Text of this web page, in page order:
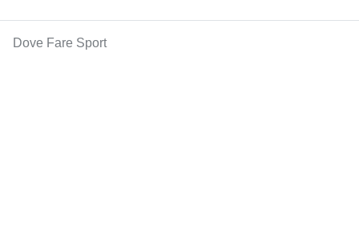
Dove Fare Sport